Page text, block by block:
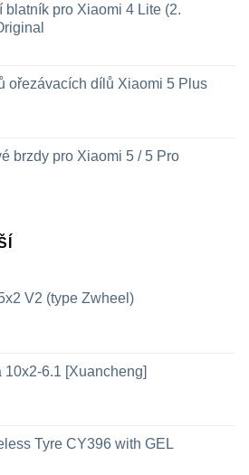
blatník pro Xiaomi 4 Lite (2.
ořezávacích dílů Xiaomi 5 Plus
brzdy pro Xiaomi 5 / 5 Pro
V2 (type Zwheel)
10x2-6.1 [Xuancheng]
Tyre CY396 with GEL